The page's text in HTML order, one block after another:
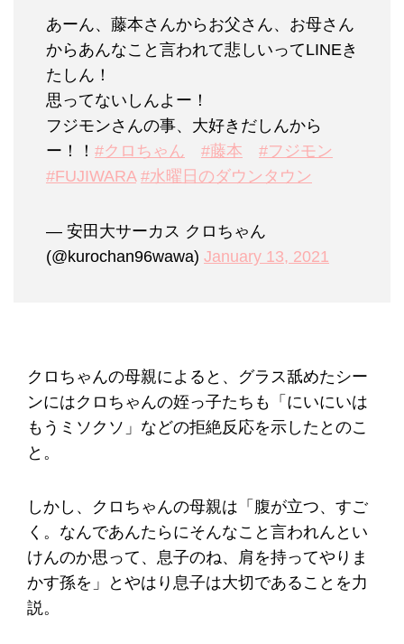
あーん、藤本さんからお父さん、お母さん
からあんなこと言われて悲しいってLINEき
たしん！
思ってないしんよー！
フジモンさんの事、大好きだしんから
ー！！ #クロちゃん #藤本
#フジモン
#FUJIWARA #水曜日のダウンタウン
— 安田大サーカス クロちゃん
(@kurochan96wawa) January 13, 2021
クロちゃんの母親によると、グラス舐めたシー
ンにはクロちゃんの姪っ子たちも「にいにいは
もうミソクソ」などの拒絶反応を示したとのこ
と。
しかし、クロちゃんの母親は「腹が立つ、すご
く。なんであんたらにそんなこと言われんとい
けんのか思って、息子のね、肩を持ってやりま
かす孫を」とやはり息子は大切であることを力
説。